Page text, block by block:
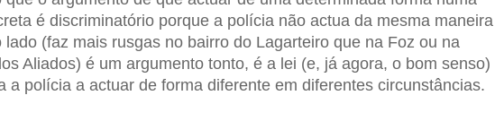
é discriminatório porque a polícia não actua da mesma maneira
lado (faz mais rusgas no bairro do Lagarteiro que na Foz ou na
Aliados) é um argumento tonto, é a lei (e, já agora, o bom senso)
a polícia a actuar de forma diferente em diferentes circunstâncias.